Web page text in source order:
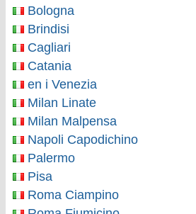
Bologna
Brindisi
Cagliari
Catania
en i Venezia
Milan Linate
Milan Malpensa
Napoli Capodichino
Palermo
Pisa
Roma Ciampino